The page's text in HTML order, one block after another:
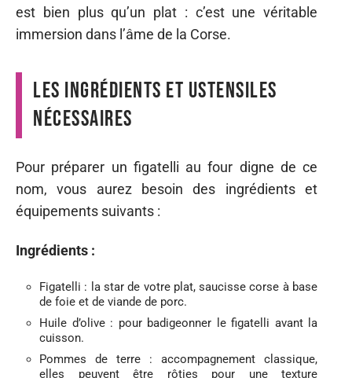
est bien plus qu’un plat : c’est une véritable
immersion dans l’âme de la Corse.
Les ingrédients et ustensiles
nécessaires
Pour préparer un figatelli au four digne de ce
nom, vous aurez besoin des ingrédients et
équipements suivants :
Ingrédients :
Figatelli : la star de votre plat, saucisse corse à base
de foie et de viande de porc.
Huile d’olive : pour badigeonner le figatelli avant la
cuisson.
Pommes de terre : accompagnement classique,
elles peuvent être rôties pour une texture